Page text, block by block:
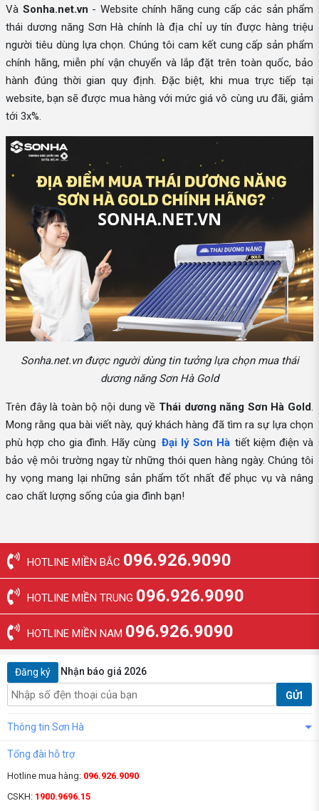
Và Sonha.net.vn - Website chính hãng cung cấp các sản phẩm
thái dương năng Sơn Hà chính là địa chỉ uy tín được hàng triệu
người tiêu dùng lựa chọn. Chúng tôi cam kết cung cấp sản phẩm
chính hãng, miễn phí vận chuyển và lắp đặt trên toàn quốc, bảo
hành đúng thời gian quy định. Đặc biệt, khi mua trực tiếp tại
website, bạn sẽ được mua hàng với mức giá vô cùng ưu đãi, giảm
tới 3x%.
Sonha.net.vn được người dùng tin tưởng lựa chọn mua thái
dương năng Sơn Hà Gold
Trên đây là toàn bộ nội dung về Thái dương năng Sơn Hà Gold.
Mong rằng qua bài viết này, quý khách hàng đã tìm ra sự lựa chọn
phù hợp cho gia đình. Hãy cùng Đại lý Sơn Hà tiết kiệm điện và
bảo vệ môi trường ngay từ những thói quen hàng ngày. Chúng tôi
hy vọng mang lại những sản phẩm tốt nhất để phục vụ và nâng
cao chất lượng sống của gia đình bạn!
HOTLINE MIỀN BẮC 096.926.9090
HOTLINE MIỀN TRUNG 096.926.9090
HOTLINE MIỀN NAM 096.926.9090
Đăng ký Nhận báo giá 2026
GỬI
Thông tin Sơn Hà
Tổng đài hỗ trợ
Hotline mua hàng: 096.926.9090
CSKH: 1900.9696.15